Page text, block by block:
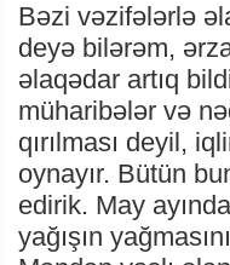
Bəzi vəzifələrlə
deyə bilərəm,
əlaqədar artıq
müharibələr və
qırılması deyil,
oynayır. Bütün
edirik. May
yağışın